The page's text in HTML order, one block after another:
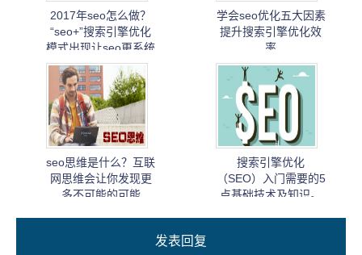
2017年seo怎么做？
“seo+”搜索引擎优化
模式出现让seo更系统
化！
学会seo优化五大因素
提升搜索引擎优化效
率
seo思维是什么？互联
网思维会让你发现更
多不可能的可能
搜索引擎优化
（SEO）入门需要的5
点基础技术及知识。
发表回复